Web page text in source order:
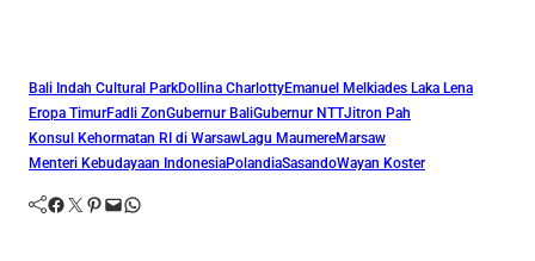
Bali Indah Cultural ParkDollina CharlottyEmanuel Melkiades Laka Lena
Eropa TimurFadli ZonGubernur BaliGubernur NTTJitron Pah
Konsul Kehormatan RI di WarsawLagu MaumereMarsaw
Menteri Kebudayaan IndonesiaPolandiaSasandoWayan Koster
Facebook Twitter Pinterest Mail WhatsApp